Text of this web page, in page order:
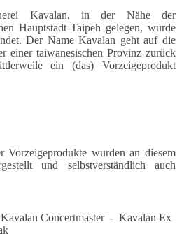
Kavalan, in der Nähe der
Hauptstadt Taipeh gelegen, wurde
Der Name Kavalan geht auf die
einer taiwanesischen Provinz zurück
ein (das) Vorzeigeprodukt
Vorzeigeprodukte wurden an diesem
und selbstverständlich auch
Concertmaster - Kavalan Ex